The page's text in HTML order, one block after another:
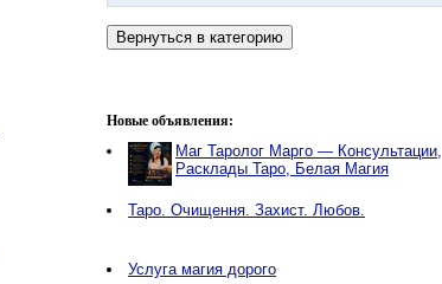
Новые объявления:
Маг Таролог Марго — Консультации,
Расклады Таро, Белая Магия
Таро. Очищення. Захист. Любов.
Услуга магия дорого